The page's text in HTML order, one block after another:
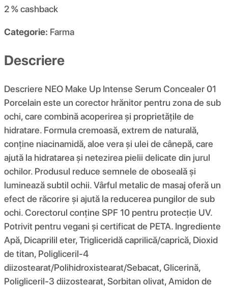
2 %cashback
Categorie: Farma
Descriere
Descriere NEO Make Up Intense Serum Concealer 01
Porcelain este un corector hrănitor pentru zona de sub
ochi, care combină acoperirea și proprietățile de
hidratare. Formula cremoasă, extrem de naturală,
conține niacinamidă, aloe vera și ulei de cânepă, care
ajută la hidratarea și netezirea pielii delicate din jurul
ochilor. Produsul reduce semnele de oboseală și
luminează subtil ochii. Vârful metalic de masaj oferă un
efect de răcorire și ajută la reducerea pungilor de sub
ochi. Corectorul conține SPF 10 pentru protecție UV.
Potrivit pentru vegani și certificat de PETA. Ingrediente
Apă, Dicaprilil eter, Trigliceridă caprilică/caprică, Dioxid
de titan, Poligliceril-4
diizostearat/Polihidroxistearat/Sebacat, Glicerină,
Poligliceril-3 diizostearat, Sorbitan olivat, Amidon de